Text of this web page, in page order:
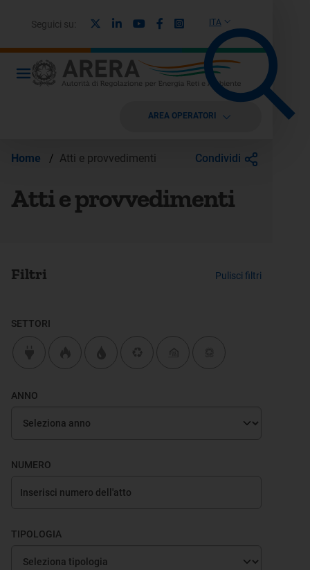
ITA
Seguici su: LinkedinYoutubeFacebook
Instagram
AREA OPERATORI
Home / Atti e provvedimenti Condividi
Atti e provvedimenti
Filtri Pulisci filtri
SETTORI
ANNO
NUMERO
TIPOLOGIA